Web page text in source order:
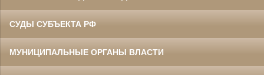
СУДЫ СУБЪЕКТА РФ
МУНИЦИПАЛЬНЫЕ ОРГАНЫ ВЛАСТИ